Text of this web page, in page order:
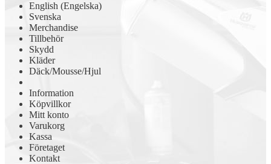
English (Engelska)
Svenska
Merchandise
Tillbehör
Skydd
Kläder
Däck/Mousse/Hjul
Information
Köpvillkor
Mitt konto
Varukorg
Kassa
Företaget
Kontakt